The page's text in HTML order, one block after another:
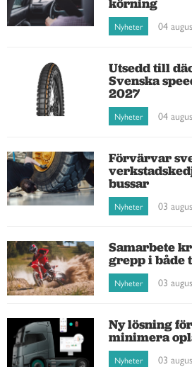
körning
Nyheter 04
Utsedd till
Svenska
2027
Nyheter 04
Förvärvar
bussar
Nyheter 03
Samarbete
grepp i både
Nyheter 03
Ny lösning
minimera
Nyheter 03